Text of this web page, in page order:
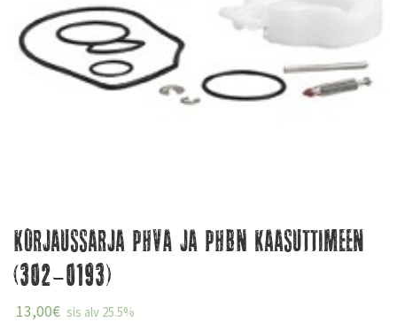
Korjaussarja PHVA ja PHBN kaasuttimeen
(302-0193)
13,00€ sis alv 25.5%